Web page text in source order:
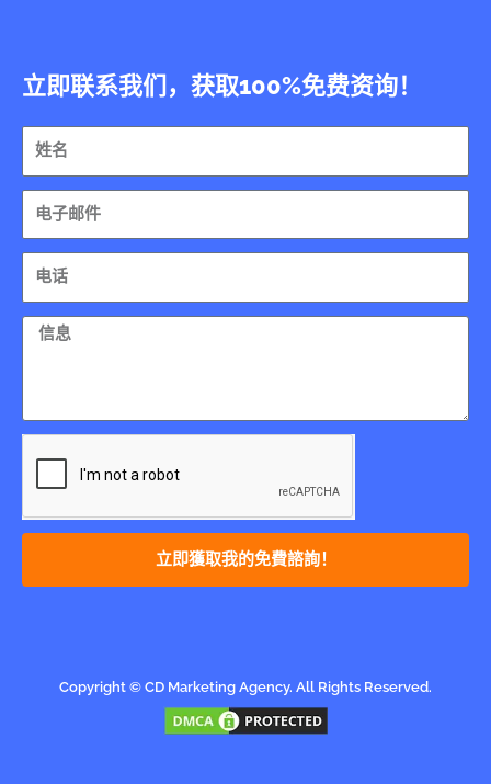
立即联系我们，获取100%免费资询！
立即獲取我的免費諮詢！
Copyright © CD Marketing Agency. All Rights Reserved.